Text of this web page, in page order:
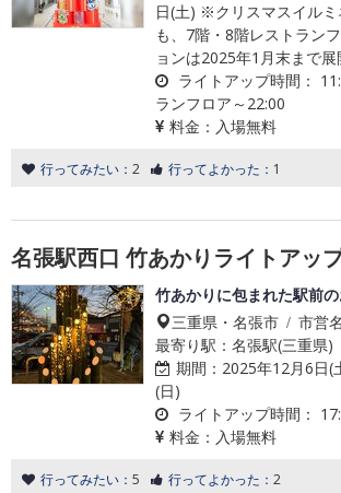
日(土) ※クリスマスイル
も、7階・8階レストラン
ョンは2025年1月末まで展
ライトアップ時間：
ランフロア～22:00
料金： 入場無料
行ってみたい： 2 行ってよかった： 1
名張駅西口 竹あかりライトアッ
竹あかりに包まれた駅前
三重県・名張市 / 市営
最寄り駅：名張駅(三重県)
期間： 2025年12月6日(
(日)
ライトアップ時間：
料金： 入場無料
行ってみたい： 5 行ってよかった： 2